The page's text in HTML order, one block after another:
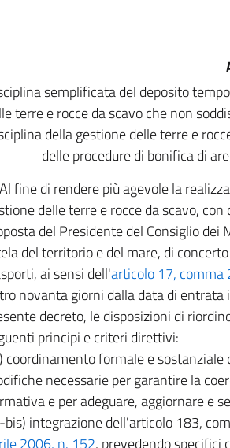
semplificata del deposito
terre e rocce da scavo che non
della gestione delle terre e
delle procedure di bonifica di
Al fine di rendere più agevole la
delle terre e rocce da scavo,
del Presidente del Consiglio
del territorio e del mare, di
ai sensi dell'articolo 17, comma
novanta giorni dalla data di entrata
decreto, le disposizioni di
principi e criteri direttivi:
coordinamento formale e
necessarie per garantire la
e per adeguare, aggiornare e
bis) integrazione dell'articolo 183,
2006, n. 152, prevedendo